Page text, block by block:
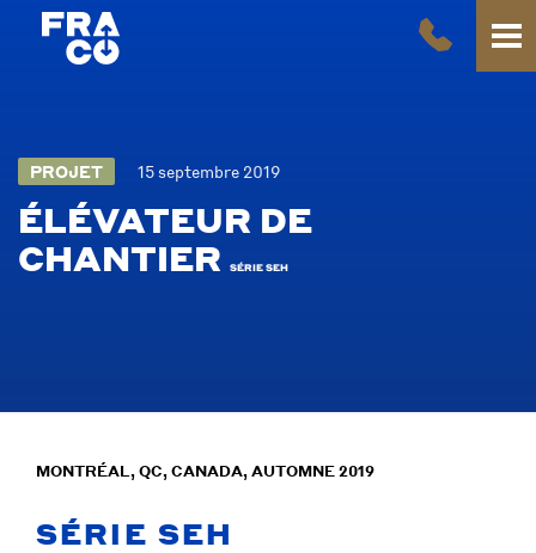
PROJET 15 septembre 2019
ÉLÉVATEUR DE
CHANTIER
SÉRIE SEH
MONTRÉAL, QC, CANADA, AUTOMNE 2019
SÉRIE SEH